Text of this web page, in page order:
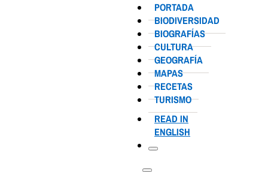
PORTADA
BIODIVERSIDAD
BIOGRAFÍAS
CULTURA
GEOGRAFÍA
MAPAS
RECETAS
TURISMO
READ IN
ENGLISH